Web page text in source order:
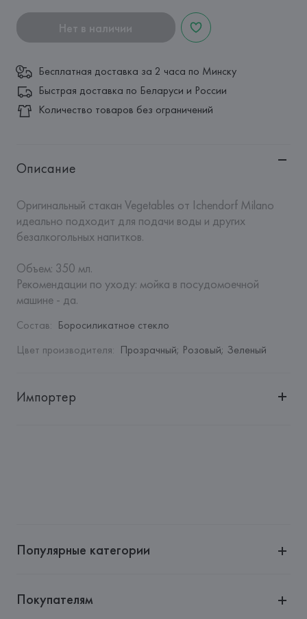
Нет в наличии
Бесплатная доставка за 2 часа по Минску
Быстрая доставка по Беларуси и России
Количество товаров без ограничений
Описание
Оригинальный стакан Vegetables от Ichendorf Milano
идеально подходит для подачи воды и других
безалкогольных напитков.
Объем: 350 мл.
Рекомендации по уходу: мойка в посудомоечной
машине - да.
Состав: Боросиликатное стекло
Цвет производителя: Прозрачный; Розовый; Зеленый
Импортер
Страна происхождения товара:
Популярные категории
Покупателям